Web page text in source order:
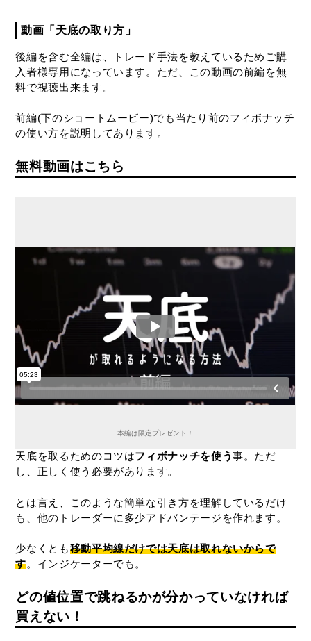
動画「天底の取り方」
後編を含む全編は、トレード手法を教えているためご購
入者様専用になっています。ただ、この動画の前編を無
料で視聴出来ます。
前編(下のショートムービー)でも当たり前のフィボナッチ
の使い方を説明してあります。
無料動画はこちら
本編は限定プレゼント！
天底を取るためのコツはフィボナッチを使う事。ただ
し、正しく使う必要があります。
とは言え、このような簡単な引き方を理解しているだけ
も、他のトレーダーに多少アドバンテージを作れます。
少なくとも移動平均線だけでは天底は取れないからで
す。インジケーターでも。
どの値位置で跳ねるかが分かっていなければ
買えない！